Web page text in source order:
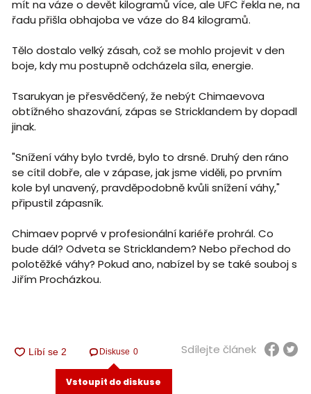
mít na váze o devět kilogramů více, ale UFC řekla ne, na
řadu přišla obhajoba ve váze do 84 kilogramů.
Tělo dostalo velký zásah, což se mohlo projevit v den
boje, kdy mu postupně odcházela síla, energie.
Tsarukyan je přesvědčený, že nebýt Chimaevova
obtížného shazování, zápas se Stricklandem by dopadl
jinak.
"Snížení váhy bylo tvrdé, bylo to drsné. Druhý den ráno
se cítil dobře, ale v zápase, jak jsme viděli, po prvním
kole byl unavený, pravděpodobně kvůli snížení váhy,"
připustil zápasník.
Chimaev poprvé v profesionální kariéře prohrál. Co
bude dál? Odveta se Stricklandem? Nebo přechod do
polotěžké váhy? Pokud ano, nabízel by se také souboj s
Jiřím Procházkou.
Diskuse 0
Vstoupit do diskuse
Sdílejte článek